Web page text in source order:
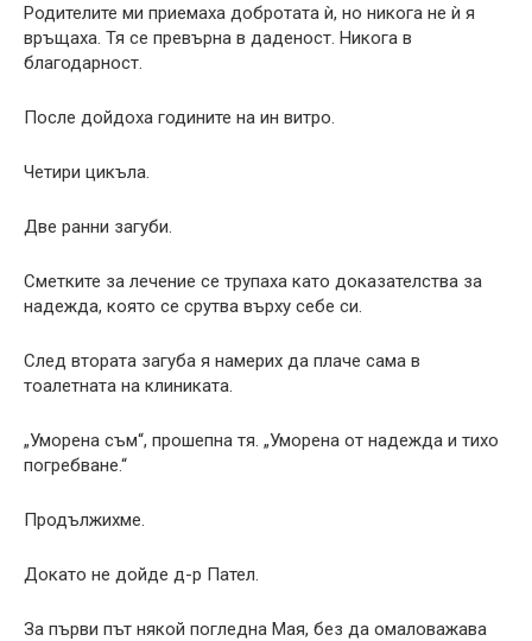
Родителите ми приемаха добротата ѝ, но никога не ѝ я
връщаха. Тя се превърна в даденост. Никога в
благодарност.
После дойдоха годините на ин витро.
Четири цикъла.
Две ранни загуби.
Сметките за лечение се трупаха като доказателства за
надежда, която се срутва върху себе си.
След втората загуба я намерих да плаче сама в
тоалетната на клиниката.
„Уморена съм“, прошепна тя. „Уморена от надежда и тихо
погребване.“
Продължихме.
Докато не дойде д-р Пател.
За първи път някой погледна Мая, без да омаловажава